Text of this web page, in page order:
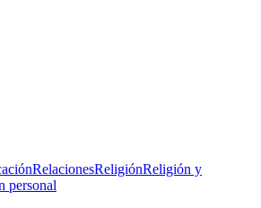
RelacionesReligiónReligión y
personal